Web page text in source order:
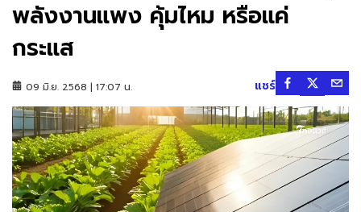
พลังงานแพง คุ้มไหม หรือแค่
กระแส
09 มิ.ย. 2568 | 17:07 น. แชร์